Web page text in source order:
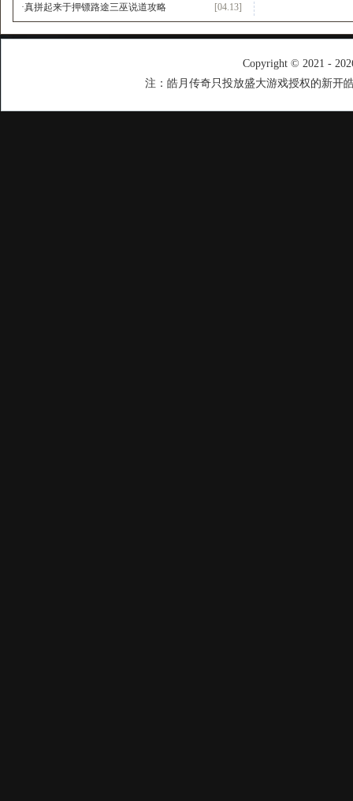
[04.13]
·真拼起来于押镖路途三巫说道攻略
Copyright © 2021 -
注：皓月传奇只投放盛大游戏授权的新开